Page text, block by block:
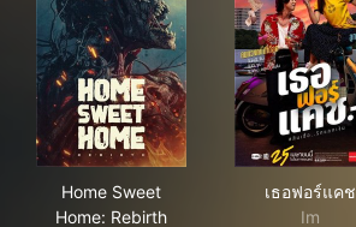
Home Sweet
Home: Rebirth
เธอฟอร์แคช
Im